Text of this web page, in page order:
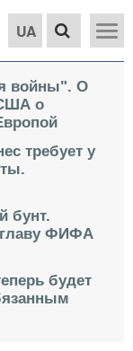
UA
войны". О
о
требует у
бунт.
главу ФИФА
будет